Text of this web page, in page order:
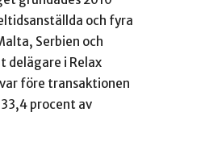
och fyra
Serbien och
delägare i Relax
före transaktionen
procent av